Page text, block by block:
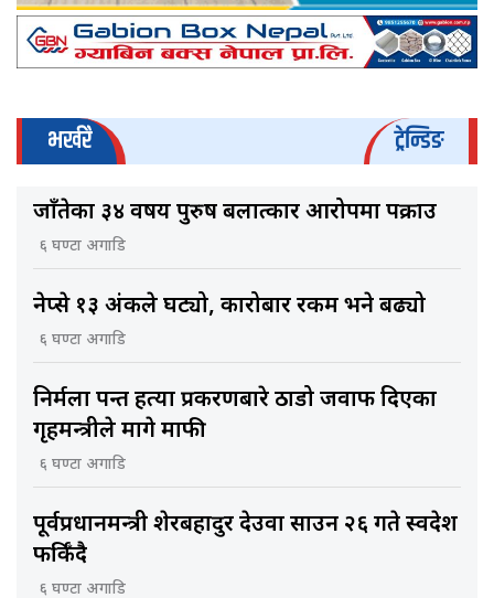
भर्खरै ट्रेन्डिङ
जाँतेका ३४ वर्षीय पुरुष बलात्कार आरोपमा पक्राउ
६ घण्टा अगाडि
नेप्से १३ अंकले घट्यो, कारोबार रकम भने बढ्यो
६ घण्टा अगाडि
निर्मला पन्त हत्या प्रकरणबारे ठाडो जवाफ दिएका
गृहमन्त्रीले मागे माफी
६ घण्टा अगाडि
पूर्वप्रधानमन्त्री शेरबहादुर देउवा साउन २६ गते स्वदेश
फर्किँदै
६ घण्टा अगाडि